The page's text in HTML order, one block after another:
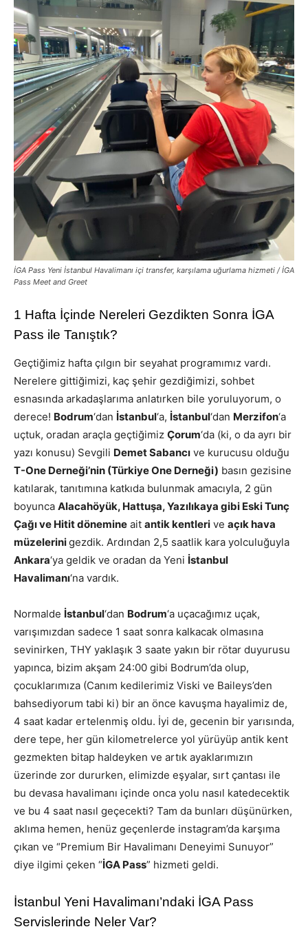
İGA Pass Yeni İstanbul Havalimanı içi transfer, karşılama uğurlama hizmeti / İGA
Pass Meet and Greet
1 Hafta İçinde Nereleri Gezdikten Sonra İGA
Pass ile Tanıştık?
Geçtiğimiz hafta çılgın bir seyahat programımız vardı.
Nerelere gittiğimizi, kaç şehir gezdiğimizi, sohbet
esnasında arkadaşlarıma anlatırken bile yoruluyorum, o
derece! Bodrum‘dan İstanbul‘a, İstanbul‘dan Merzifon‘a
uçtuk, oradan araçla geçtiğimiz Çorum‘da (ki, o da ayrı bir
yazı konusu) Sevgili Demet Sabancı ve kurucusu olduğu
T-One Derneği’nin (Türkiye One Derneği) basın gezisine
katılarak, tanıtımına katkıda bulunmak amacıyla, 2 gün
boyunca Alacahöyük, Hattuşa, Yazılıkaya gibi Eski Tunç
Çağı ve Hitit dönemine ait antik kentleri ve açık hava
müzelerinigezdik. Ardından 2,5 saatlik kara yolculuğuyla
Ankara‘ya geldik ve oradan da Yeni İstanbul
Havalimanı‘na vardık.
Normalde İstanbul‘dan Bodrum‘a uçacağımız uçak,
varışımızdan sadece 1 saat sonra kalkacak olmasına
sevinirken, THY yaklaşık 3 saate yakın bir rötar duyurusu
yapınca, bizim akşam 24:00 gibi Bodrum’da olup,
çocuklarımıza (Canım kedilerimiz Viski ve Baileys’den
bahsediyorum tabi ki) bir an önce kavuşma hayalimiz de,
4 saat kadar ertelenmiş oldu. İyi de, gecenin bir yarısında,
dere tepe, her gün kilometrelerce yol yürüyüp antik kent
gezmekten bitap haldeyken ve artık ayaklarımızın
üzerinde zor dururken, elimizde eşyalar, sırt çantası ile
bu devasa havalimanı içinde onca yolu nasıl katedecektik
ve bu 4 saat nasıl geçecekti? Tam da bunları düşünürken,
aklıma hemen, henüz geçenlerde instagram’da karşıma
çıkan ve “Premium Bir Havalimanı Deneyimi Sunuyor”
diye ilgimi çeken “İGA Pass” hizmeti geldi.
İstanbul Yeni Havalimanı’ndaki İGA Pass
Servislerinde Neler Var?